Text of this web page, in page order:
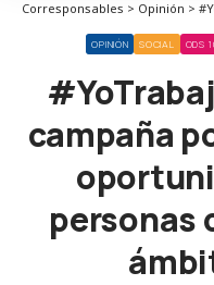
OPINIÓN SOCIAL ODS
campaña
personas